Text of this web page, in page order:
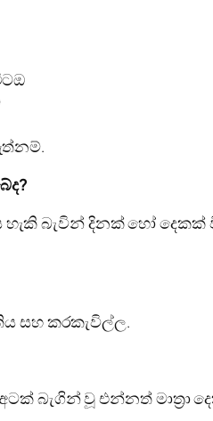
බැවින් දිනක් හෝ දෙකක්
සහ කරකැවිල්ල.
බැගින් වූ එන්නත් මාත්‍රා